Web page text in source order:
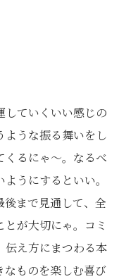
していくいい感じの
ような振る舞いをし
くるにゃ〜。なるべ
うにするといい。
後まで見通して、全
が大切にゃ。コミ
伝え方にまつわる本
なものを楽しむ喜び